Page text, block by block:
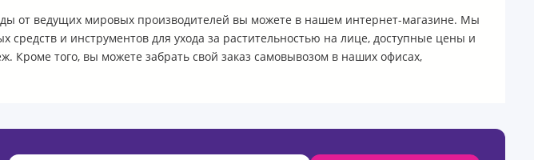
от ведущих мировых производителей вы можете в нашем интернет-магазине. Мы
и инструментов для ухода за растительностью на лице, доступные цены и
Кроме того, вы можете забрать свой заказ самовывозом в наших офисах,